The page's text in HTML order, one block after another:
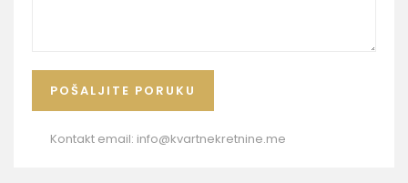
Kontakt email: info@kvartnekretnine.me